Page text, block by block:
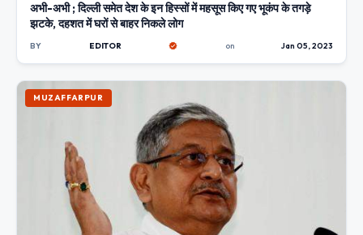
अभी-अभी ; दिल्ली समेत देश के इन हिस्सों में महसूस किए गए भूकंप के तगड़े
झटके, दहशत में घरों से बाहर निकले लोग
BY EDITOR on Jan 05, 2023
MUZAFFARPUR